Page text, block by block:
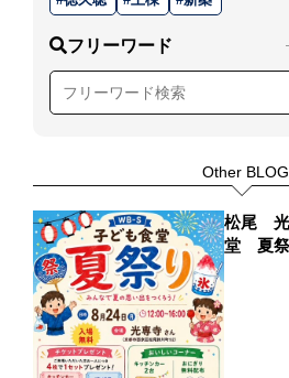
フリーワード
Other BLOG